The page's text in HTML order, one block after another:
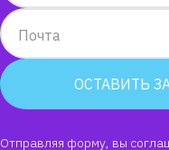
Почта
ОСТАВИТЬ
Отправляя форму, вы